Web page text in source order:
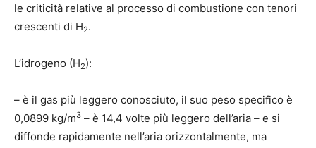
le criticità relative al processo di combustione con tenori
crescenti di H2.
L’idrogeno (H2):
– è il gas più leggero conosciuto, il suo peso specifico è
0,0899 kg/m3 – è 14,4 volte più leggero dell’aria – e si
diffonde rapidamente nell’aria orizzontalmente, ma